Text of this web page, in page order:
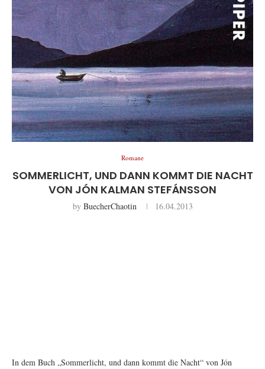
Romane
SOMMERLICHT, UND DANN KOMMT DIE NACHT
VON JÓN KALMAN STEFÁNSSON
by BuecherChaotin 16.04.2013
In dem Buch „Sommerlicht, und dann kommt die Nacht“ von Jón